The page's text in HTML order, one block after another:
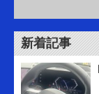
新着記事